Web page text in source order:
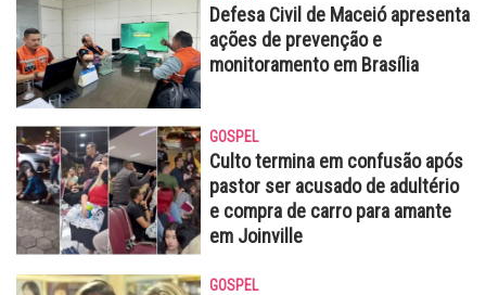
Defesa Civil de Maceió apresenta
ações de prevenção e
monitoramento em Brasília
GOSPEL
Culto termina em confusão após
pastor ser acusado de adultério
e compra de carro para amante
em Joinville
GOSPEL